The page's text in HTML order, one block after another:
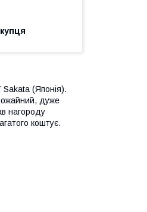
Sakata (Японія).
дуже
нагороду
коштує.